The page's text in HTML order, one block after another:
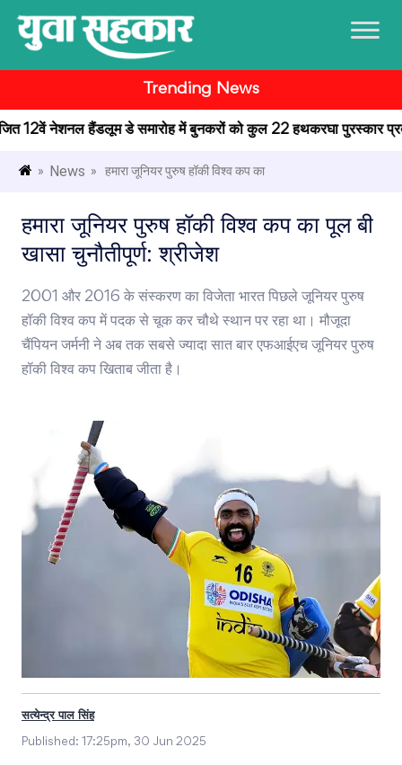
Trending News
12वें नेशनल हैंडलूम डे समारोह में बुनकरों को कुल 22 हथकरघा पुरस्कार प्रदान
» News » हमारा जूनियर पुरुष हॉकी विश्व कप का
हमारा जूनियर पुरुष हॉकी विश्व कप का पूल बी
खासा चुनौतीपूर्ण: श्रीजेश
2001 और 2016 के संस्करण का विजेता भारत पिछले जूनियर पुरुष
हॉकी विश्व कप में पदक से चूक कर चौथे स्थान पर रहा था। मौजूदा
चैंपियन जर्मनी ने अब तक सबसे ज्यादा सात बार एफआईएच जूनियर पुरुष
हॉकी विश्व कप खिताब जीता है।
सत्येन्द्र पाल सिंह
Published: 17:25pm, 30 Jun 2025